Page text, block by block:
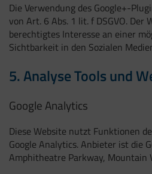
Die Verwendung des Google+-
von Art. 6 Abs. 1 lit. f DSGVO. Der
berechtigtes Interesse an einer
Sichtbarkeit in den Sozialen
5. Analyse Tools und
Google Analytics
Diese Website nutzt Funktionen
Google Analytics. Anbieter ist die
Amphitheatre Parkway, Mountain